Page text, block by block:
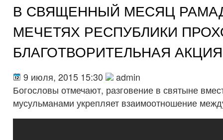
В СВЯЩЕННЫЙ МЕСЯЦ
МЕЧЕТЯХ РЕСПУБЛИКИ
БЛАГОТВОРИТЕЛЬНАЯ
9 июля, 2015 15:30
admin
Богословы отмечают, разговение в святыне
мусульманами укрепляет взаимоотношение